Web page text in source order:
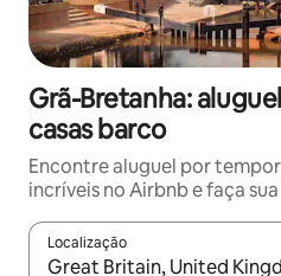
Grã-Bretanha:
casas barco
Encontre aluguel por
incríveis no Airbnb e faça
Localização
Quando os resultados